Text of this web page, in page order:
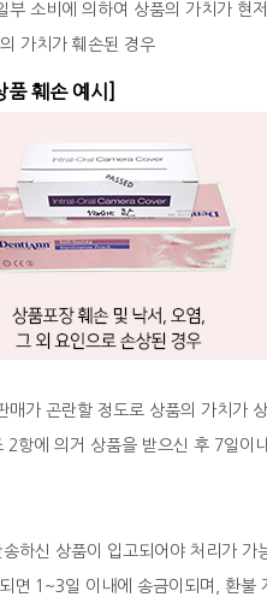
부 소비에 의하여 상품의 가치가 현
가치가 훼손된 경우
품 훼손 예시]
매가 곤란할 정도로 상품의 가치가
항에 의거 상품을 받으신 후 7일이
하신 상품이 입고되어야 처리가 가
면 1~3일 이내에 송금이되며, 환불